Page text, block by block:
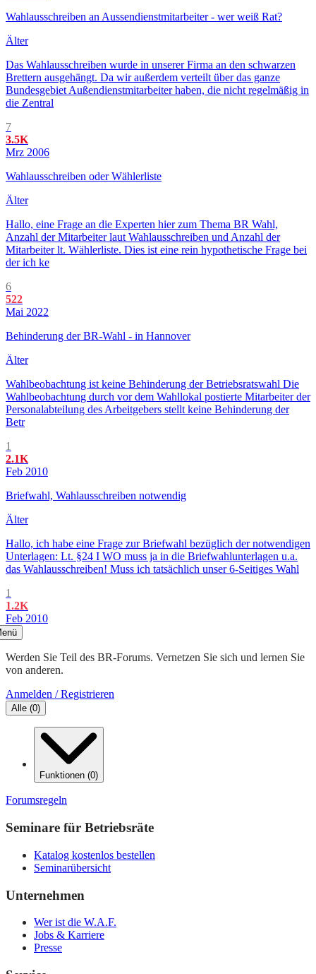
Wahlausschreiben an Aussendienstmitarbeiter - wer weiß Rat?
Älter
Das Wahlausschreiben wurde in unserer Firma an den schwarzen
Brettern ausgehängt. Da wir außerdem verteilt über das ganze
Bundesgebiet Außendienstmitarbeiter haben, die nicht regelmäßig in
die Zentral
7
3.5K
Mrz 2006
Wahlausschreiben oder Wählerliste
Älter
Hallo, eine Frage an die Experten hier zum Thema BR Wahl,
Anzahl der Mitarbeiter laut Wahlausschreiben und Anzahl der
Mitarbeiter lt. Wählerliste. Dies ist eine rein hypothetische Frage bei
der ich ke
6
522
Mai 2022
Behinderung der BR-Wahl - in Hannover
Älter
Wahlbeobachtung ist keine Behinderung der Betriebsratswahl Die
Wahlbeobachtung durch vor dem Wahllokal postierte Mitarbeiter der
Personalabteilung des Arbeitgebers stellt keine Behinderung der
Betr
1
2.1K
Feb 2010
Briefwahl, Wahlausschreiben notwendig
Älter
Hallo, ich habe eine Frage zur Briefwahl bezüglich der notwendigen
Unterlagen: Lt. §24 I WO muss ja in die Briefwahlunterlagen u.a.
das Wahlausschreiben! Muss ich tatsächlich unser 6-Seitiges Wahl
1
1.2K
Feb 2010
Werden Sie Teil des BR-Forums. Vernetzen Sie sich und lernen Sie
von anderen.
Anmelden / Registrieren
Alle (0)
Funktionen (0)
Forumsregeln
Seminare für Betriebsräte
Katalog kostenlos bestellen
Seminarübersicht
Unternehmen
Wer ist die W.A.F.
Jobs & Karriere
Presse